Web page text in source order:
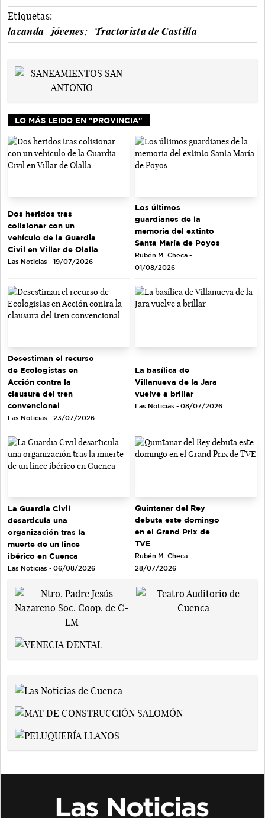
Etiquetas:
lavanda
jóvenes; Tractorista de Castilla
LO MÁS LEIDO EN "PROVINCIA"
Dos heridos tras
colisionar con un
vehículo de la Guardia
Civil en Villar de Olalla
Las Noticias - 19/07/2026
Los últimos
guardianes de la
memoria del extinto
Santa María de Poyos
Rubén M. Checa -
01/08/2026
Desestiman el recurso
de Ecologistas en
Acción contra la
clausura del tren
convencional
Las Noticias - 23/07/2026
La basílica de
Villanueva de la Jara
vuelve a brillar
Las Noticias - 08/07/2026
La Guardia Civil
desarticula una
organización tras la
muerte de un lince
ibérico en Cuenca
Las Noticias - 06/08/2026
Quintanar del Rey
debuta este domingo
en el Grand Prix de
TVE
Rubén M. Checa -
28/07/2026